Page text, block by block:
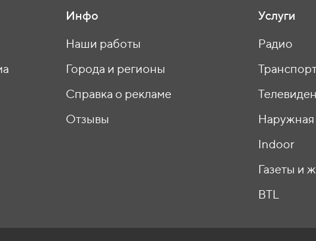
Инфо
Наши работы
Города и регионы
Справка о рекламе
Отзывы
Услуги
Радио
Наружная
Indoor
Газеты и
BTL